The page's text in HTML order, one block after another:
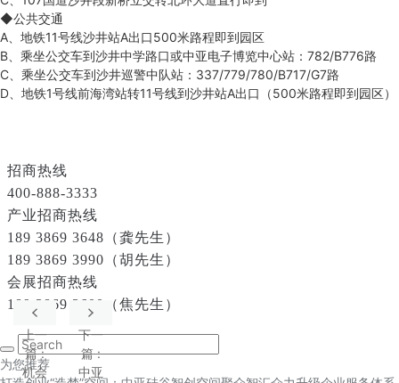
◆公共交通
A、地铁11号线沙井站A出口500米路程即到园区
B、乘坐公交车到沙井中学路口或中亚电子博览中心站：782/B776路
C、乘坐公交车到沙井巡警中队站：337/779/780/B717/G7路
D、地铁1号线前海湾站转11号线到沙井站A出口（500米路程即到园区）
招商热线
400-888-3333
产业招商热线
189 3869 3648（龚先生）
189 3869 3990（胡先生）
会展招商热线
189 3869 3600（焦先生）
上一
篇:
机会
下一
篇:
中亚
为您推荐